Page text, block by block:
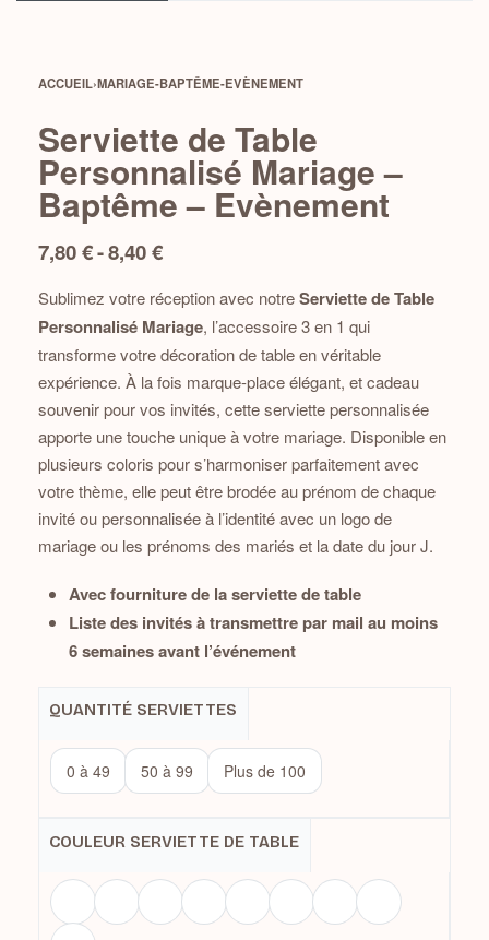
ACCUEIL›MARIAGE-BAPTÊME-EVÈNEMENT
Serviette de Table
Personnalisé Mariage –
Baptême – Evènement
7,80€ 8,40€
Sublimez votre réception avec notreServiette de Table
Personnalisé Mariage, l’accessoire 3 en 1 qui
transforme votre décoration de table en véritable
expérience. À la fois marque-place élégant, et cadeau
souvenir pour vos invités, cette serviette personnalisée
apporte une touche unique à votre mariage. Disponible en
plusieurs coloris pour s’harmoniser parfaitement avec
votre thème, elle peut être brodée au prénom de chaque
invité ou personnalisée à l’identité avec un logo de
mariage ou les prénoms des mariés et la date du jour J.
Avec fourniture de la serviette de table
Liste des invités à transmettre par mail au moins
6 semaines avant l’événement
QUANTITÉ SERVIETTES
0 à 49 50 à 99 Plus de 100
COULEUR SERVIETTE DE TABLE